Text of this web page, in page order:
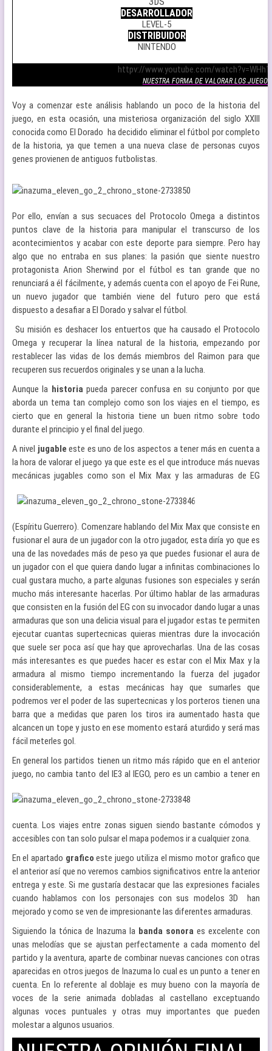
DESARROLLADOR
LEVEL-5
DISTRIBUIDOR
NINTENDO
httpv://www.youtube.com/
NUESTRA FORMA DE VALORAR LOS JUEGOS
Voy a comenzar este análisis hablando un poco de la historia del
juego, en esta ocasión, una misteriosa organización del siglo XXIII
conocida como El Dorado ha decidido eliminar el fútbol por completo
de la historia, ya que temen a una nueva clase de personas cuyos
genes provienen de antiguos futbolistas.
Por ello, envían a sus secuaces del Protocolo Omega a distintos
puntos clave de la historia para manipular el transcurso de los
acontecimientos y acabar con este deporte para siempre. Pero hay
algo que no entraba en sus planes: la pasión que siente nuestro
protagonista Arion Sherwind por el fútbol es tan grande que no
renunciará a él fácilmente, y además cuenta con el apoyo de Fei Rune,
un nuevo jugador que también viene del futuro pero que está
dispuesto a desafiar a El Dorado y salvar el fútbol.
Su misión es deshacer los entuertos que ha causado el Protocolo
Omega y recuperar la línea natural de la historia, empezando por
restablecer las vidas de los demás miembros del Raimon para que
recuperen sus recuerdos originales y se unan a la lucha.
Aunque la historiapueda parecer confusa en su conjunto por que
aborda un tema tan complejo como son los viajes en el tiempo, es
cierto que en general la historia tiene un buen ritmo sobre todo
durante el principio y el final del juego.
A nivel jugable este es uno de los aspectos a tener más en cuenta a
la hora de valorar el juego ya que este es el que introduce más nuevas
mecánicas jugables como son el Mix Max y lasarmaduras de EG
(Espíritu Guerrero). Comenzare hablando del Mix Max que consiste en
fusionar el aura de un jugador con la otro jugador, esta diría yo que es
una de las novedades más de peso ya que puedes fusionar el aura de
un jugador con el que quiera dando lugar a infinitas combinaciones lo
cual gustara mucho, a parte algunas fusiones son especiales y serán
mucho más interesante hacerlas. Por último hablar de las armaduras
que consisten en la fusión del EG con su invocador dando lugar a unas
armaduras que son una delicia visual para el jugador estas te permiten
ejecutar cuantas supertecnicas quieras mientras dure la invocación
que suele ser poca así que hay que aprovecharlas. Una de las cosas
más interesantes es que puedes hacer es estar con el Mix Max y la
armadura al mismo tiempo incrementando la fuerza del jugador
considerablemente, a estas mecánicas hay que sumarles que
podremos ver el poder de las supertecnicas y los porteros tienen una
barra que a medidas que paren los tiros ira aumentado hasta que
alcancen un tope y justo en ese momento estará aturdido y será mas
fácil meterles gol.
En general los partidos tienen un ritmo más rápido que en el anterior
juego, no cambia tanto del IE3 al IEGO, pero es un cambio a tener en
cuenta. Los viajes entre zonas siguen siendo bastante cómodos y
accesibles con tan solo pulsar el mapa podemos ir a cualquier zona.
En el apartado grafico este juego utiliza el mismo motor grafico que
el anterior así que no veremos cambios significativos entre la anterior
entrega y este. Si me gustaría destacar que las expresiones faciales
cuando hablamos con los personajes con sus modelos 3D han
mejorado y como se ven de impresionante las diferentes armaduras.
Siguiendo la tónica de Inazuma la banda sonora es excelente con
unas melodías que se ajustan perfectamente a cada momento del
partido y la aventura, aparte de combinar nuevas canciones con otras
aparecidas en otros juegos de Inazuma lo cual es un punto a tener en
cuenta. En lo referente al doblaje es muy bueno con la mayoría de
voces de la serie animada dobladas al castellano exceptuando
algunas voces puntuales y otras muy importantes que pueden
molestar a algunos usuarios.